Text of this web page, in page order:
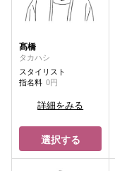
髙橋
タカハシ
スタイリスト
指名料 0円
詳細をみる
選択する